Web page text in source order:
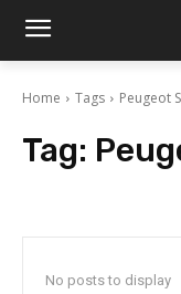
Home Tags Peugeot
Tag:
No posts to display